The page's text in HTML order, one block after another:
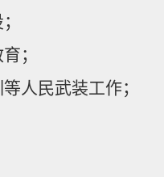
；
人民武装工作；